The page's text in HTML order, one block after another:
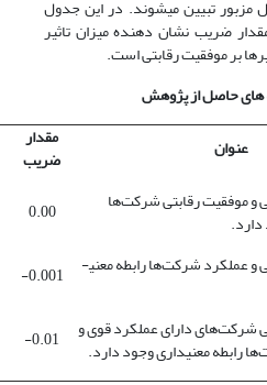
مزبور تبیین می­شوند. در این جدول
ضریب نشان دهنده میزان تاثیر
بر موفقیت رقابتی است.
عنوان مقدار
ضریب
و موفقیت رقابتی شرکت‌ها 0.00
بین مسئولیت اجتماعی و عملکرد شرکت‌ها رابطه معنی­ 0.001-
شرکت‌های دارای عملکرد قوی و
رابطه معنی­داری وجود دارد. 0.01-